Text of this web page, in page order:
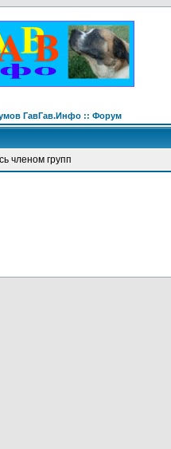
ГавГав.Инфо :: Форум
членом групп